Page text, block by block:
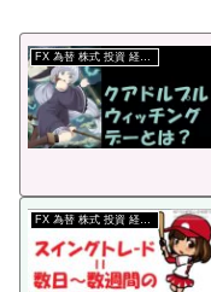
FX 為替 株式 投資 経済 用語